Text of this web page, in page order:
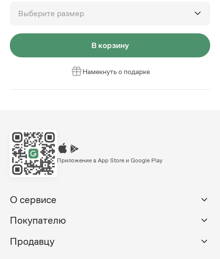
Выберите размер
В корзину
Намекнуть о подарке
Приложение в App Store и Google Play
О сервисе
Покупателю
Продавцу